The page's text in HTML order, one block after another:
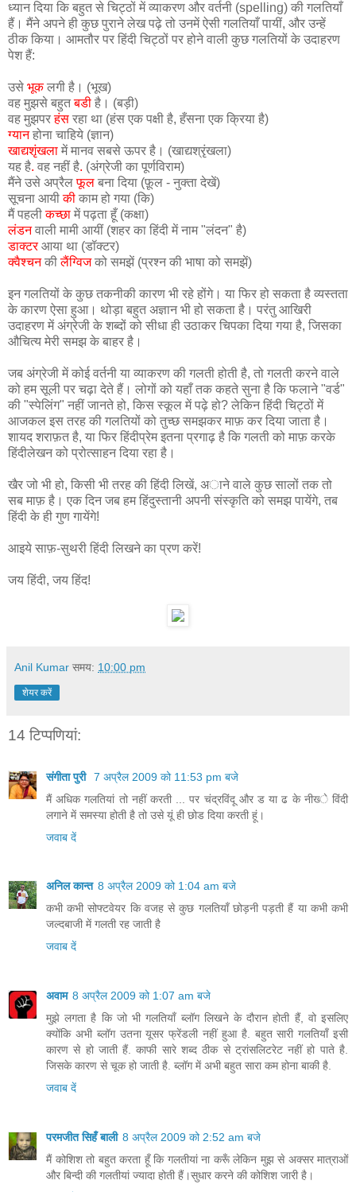
ध्यान दिया कि बहुत से चिट्ठों में व्याकरण और वर्तनी (spelling) की गलतियाँ
हैं। मैंने अपने ही कुछ पुराने लेख पढ़े तो उनमें ऐसी गलतियाँ पायीं, और उन्हें
ठीक किया। आमतौर पर हिंदी चिट्ठों पर होने वाली कुछ गलतियों के उदाहरण
पेश हैं:
उसे भूकलगी है। (भूख)
वह मुझसे बहुतबडी है। (बड़ी)
वह मुझपरहंस रहा था (हंस एक पक्षी है, हँसना एक क्रिया है)
ग्यानहोना चाहिये (ज्ञान)
खाद्यशृंखला में मानव सबसे ऊपर है। (खाद्यश्रृंखला)
यह है. वह नहीं है. (अंग्रेजी का पूर्णविराम)
मैंने उसे अप्रैलफूल बना दिया (फ़ूल - नुक्ता देखें)
सूचना आयीकी काम हो गया (कि)
मैं पहलीकच्छा में पढ़ता हूँ (कक्षा)
लंडनवाली मामी आयीं (शहर का हिंदी में नाम "लंदन" है)
डाक्टरआया था (डॉक्टर)
क्वैश्चनकीलैंग्विजको समझें (प्रश्न की भाषा को समझें)
इन गलतियों के कुछ तकनीकी कारण भी रहे होंगे। या फिर हो सकता है व्यस्तता
के कारण ऐसा हुआ। थोड़ा बहुत अज्ञान भी हो सकता है। परंतु आखिरी
उदाहरण में अंग्रेजी के शब्दों को सीधा ही उठाकर चिपका दिया गया है, जिसका
औचित्य मेरी समझ के बाहर है।
जब अंग्रेजी में कोई वर्तनी या व्याकरण की गलती होती है, तो गलती करने वाले
को हम सूली पर चढ़ा देते हैं। लोगों को यहाँ तक कहते सुना है कि फलाने "वर्ड"
की "स्पेलिंग" नहीं जानते हो, किस स्कूल में पढ़े हो? लेकिन हिंदी चिट्ठों में
आजकल इस तरह की गलतियों को तुच्छ समझकर माफ़ कर दिया जाता है।
शायद शराफ़त है, या फिर हिंदीप्रेम इतना प्रगाढ़ है कि गलती को माफ़ करके
हिंदीलेखन को प्रोत्साहन दिया रहा है।
खैर जो भी हो, किसी भी तरह की हिंदी लिखें, अाने वाले कुछ सालों तक तो
सब माफ़ है। एक दिन जब हम हिंदुस्तानी अपनी संस्कृति को समझ पायेंगे, तब
हिंदी के ही गुण गायेंगे!
आइये साफ़-सुथरी हिंदी लिखने का प्रण करें!
जय हिंदी, जय हिंद!
Anil Kumar समय: 10:00 pm
शेयर करें
14 टिप्‍पणियां:
संगीता पुरी 7 अप्रैल 2009 को 11:53 pm बजे
मैं अधिक गलतियां तो नहीं करती ... पर चंद्रविंदू और ड या ढ के नीख्‍े विंदी
लगाने में समस्‍या होती है तो उसे यूं ही छोड दिया करती हूं।
जवाब दें
अनिल कान्त 8 अप्रैल 2009 को 1:04 am बजे
कभी कभी सोफ्टवेयर कि वजह से कुछ गलतियाँ छोड़नी पड़ती हैं या कभी कभी
जल्दबाजी में गलती रह जाती है
जवाब दें
अवाम 8 अप्रैल 2009 को 1:07 am बजे
मुझे लगता है कि जो भी गलतियाँ ब्लॉग लिखने के दौरान होती हैं, वो इसलिए
क्योंकि अभी ब्लॉग उतना यूसर फ्रेंडली नहीं हुआ है. बहुत सारी गलतियाँ इसी
कारण से हो जाती हैं. काफी सारे शब्द ठीक से ट्रांसलिटरेट नहीं हो पाते है.
जिसके कारण से चूक हो जाती है. ब्लॉग में अभी बहुत सारा कम होना बाकी है.
जवाब दें
परमजीत सिहँ बाली 8 अप्रैल 2009 को 2:52 am बजे
मैं कोशिश तो बहुत करता हूँ कि गलतीयां ना करूँ लेकिन मुझ से अक्सर मात्राओं
और बिन्दी की गलतीयां ज्यादा होती हैं।सुधार करने की कोशिश जारी है।